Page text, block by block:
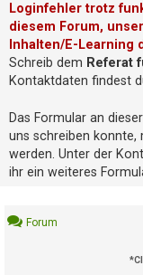
R
O
B
L
E
E
B
E
I
M
O
G
Loginfehler trotz
diesem Forum,
Inhalten/E-Learning
Schreib dem Referat
Kontaktdaten findest
Das Formular an
uns schreiben
werden. Unter der
ihr ein weiteres
Forum
*